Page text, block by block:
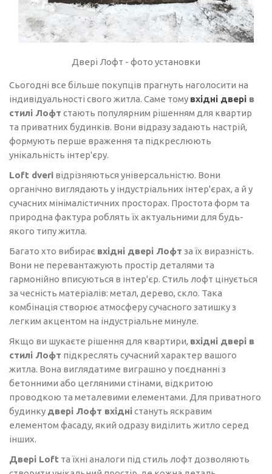
Двері Лофт - фото установки
Сьогодні все більше покупців прагнуть наголосити на
індивідуальності свого житла. Саме тому вхідні двері в
стилі Лофт стають популярним рішенням для квартир
та приватних будинків. Вони відразу задають настрій,
формують перше враження та підкреслюють
унікальність інтер'єру.
Loft dveri відрізняються універсальністю. Вони
органічно виглядають у індустріальних інтер'єрах, а й у
сучасних мінімалістичних просторах. Простота форм та
природна фактура роблять їх актуальними для будь-
якого типу житла.
Багато хто вибирає вхідні двері Лофт за їх виразність.
Вони не перевантажують простір деталями та
гармонійно вписуються в інтер'єр. Стиль лофт цінується
за чесність матеріалів: метал, дерево, скло. Така
комбінація створює атмосферу сучасного затишку з
легким акцентом на індустріальне минуле.
Якщо ви шукаєте рішення для квартири, вхідні двері в
стилі Лофт підкреслять сучасний характер вашого
житла. Вона виглядатиме виграшно у поєднанні з
бетонними або цегляними стінами, відкритою
проводкою та металевими елементами. Для приватного
будинку двері Лофт вхідністануть яскравим
елементом фасаду, який одразу виділить житло серед
інших.
Двері Loft та їхні аналоги під стиль лофт дозволяють